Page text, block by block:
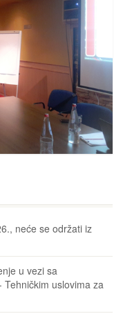
neće se održati iz
u vezi sa
uslovima za